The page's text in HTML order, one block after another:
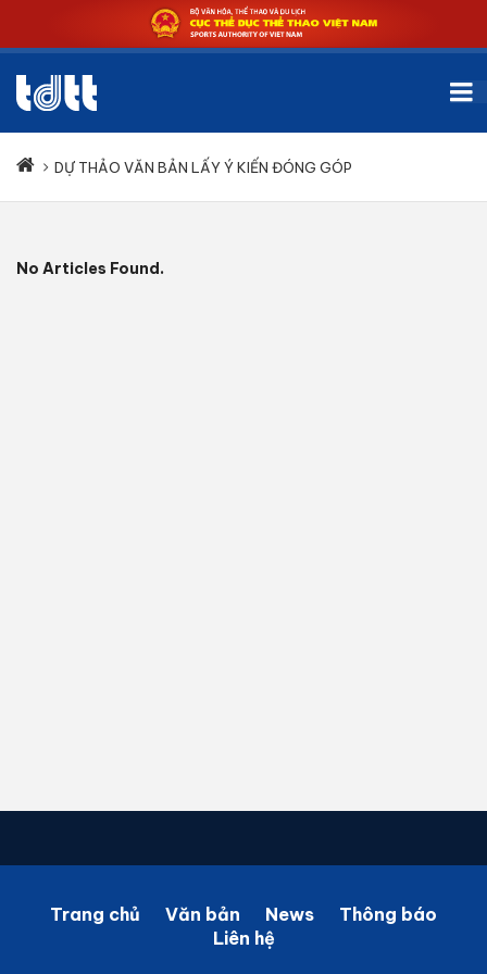
DỰ THẢO VĂN BẢN LẤY Ý KIẾN ĐÓNG GÓP
No Articles Found.
Trang chủ Văn bản News
Thông báo
Liên hệ